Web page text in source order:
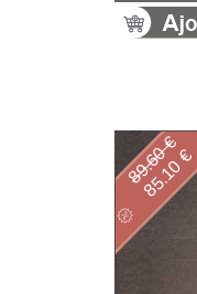
85.10 €
89.60 €